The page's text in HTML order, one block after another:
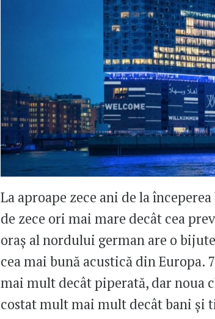
La aproape zece ani de la
de zece ori mai mare decât cea
oraș al nordului german are o
cea mai bună acustică din Europa.
mai mult decât piperată, dar noua
costat mult mai mult decât bani și